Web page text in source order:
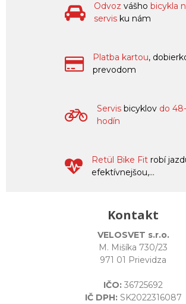
Odvoz vášho bicykla
servis ku nám
Platba kartou,
prevodom
Servis bicyklov do 48-
hodín
Retül Bike Fit robí
efektívnejšou,...
Kontakt
VELOSVET s.r.o.
M. Mišíka 730/23
971 01 Prievidza
IČO: 36725692
IČ DPH: SK2022316087